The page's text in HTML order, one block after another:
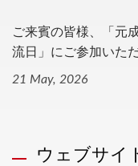
ご来賓の皆様、「元
流日」にご参加いた
21 May, 2026
ウェブサイ